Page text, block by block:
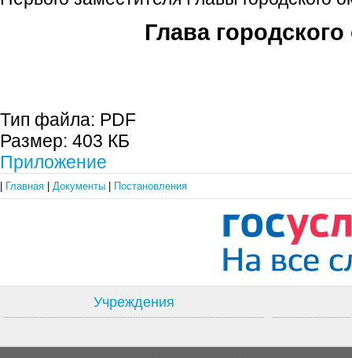
Глава городского
Тип файла: PDF
Размер: 403 КБ
Приложение
Главная Документы Постановления
Учреждения